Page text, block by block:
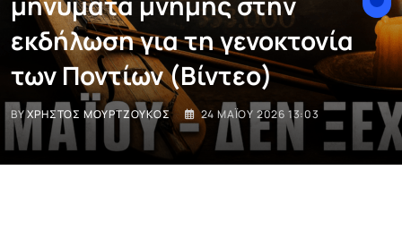
εκδήλωση για τη γενοκτονία
των Ποντίων (Βίντεο)
BYΧΡΉΣΤΟΣ ΜΟΥΡΤΖΟΎΚΟΣ 24 ΜΑΪ́ΟΥ 2026 13:03